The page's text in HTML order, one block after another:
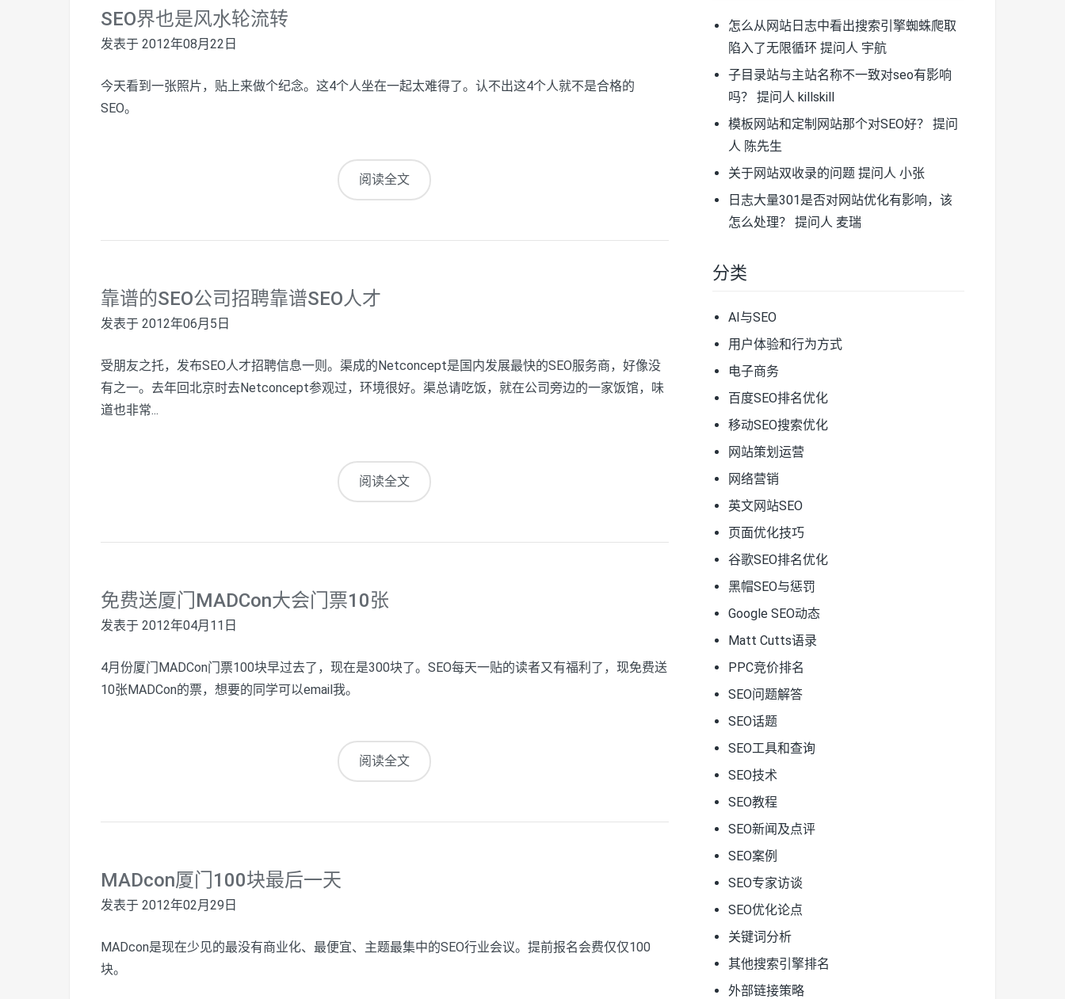
SEO界也是风水轮流转
发表于 2012年08月22日
今天看到一张照片，贴上来做个纪念。这4个人坐在一起太难得了。认不出这4个人就不是合格的
SEO。
阅读全文
靠谱的SEO公司招聘靠谱SEO人才
发表于 2012年06月5日
受朋友之托，发布SEO人才招聘信息一则。渠成的Netconcept是国内发展最快的SEO服务商，好像没
有之一。去年回北京时去Netconcept参观过，环境很好。渠总请吃饭，就在公司旁边的一家饭馆，味
道也非常...
阅读全文
免费送厦门MADCon大会门票10张
发表于 2012年04月11日
4月份厦门MADCon门票100块早过去了，现在是300块了。SEO每天一贴的读者又有福利了，现免费送
10张MADCon的票，想要的同学可以email我。
阅读全文
MADcon厦门100块最后一天
发表于 2012年02月29日
MADcon是现在少见的最没有商业化、最便宜、主题最集中的SEO行业会议。提前报名会费仅仅100
块。
怎么从网站日志中看出搜索引擎蜘蛛爬取
陷入了无限循环 提问人 宇航
子目录站与主站名称不一致对seo有影响
吗？
提问人 killskill
模板网站和定制网站那个对SEO好？
提问
人 陈先生
关于网站双收录的问题提问人 小张
日志大量301是否对网站优化有影响，该
怎么处理？
提问人 麦瑞
分类
AI与SEO
用户体验和行为方式
电子商务
百度SEO排名优化
移动SEO搜索优化
网站策划运营
网络营销
英文网站SEO
页面优化技巧
谷歌SEO排名优化
黑帽SEO与惩罚
Google SEO动态
Matt Cutts语录
PPC竞价排名
SEO问题解答
SEO话题
SEO工具和查询
SEO技术
SEO教程
SEO新闻及点评
SEO案例
SEO专家访谈
SEO优化论点
关键词分析
其他搜索引擎排名
外部链接策略